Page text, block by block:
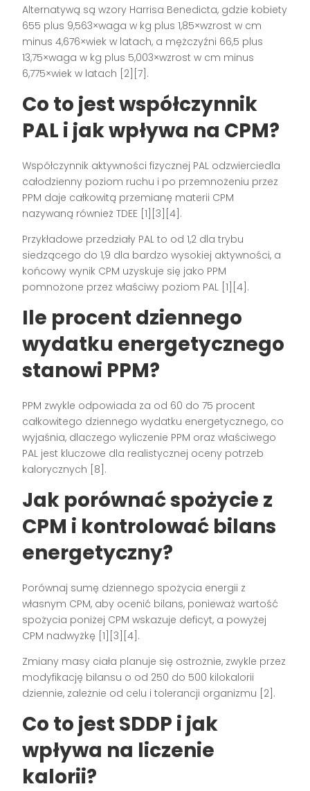
Alternatywą są wzory Harrisa Benedicta, gdzie kobiety
655 plus 9,563×waga w kg plus 1,85×wzrost w cm
minus 4,676×wiek w latach, a mężczyźni 66,5 plus
13,75×waga w kg plus 5,003×wzrost w cm minus
6,775×wiek w latach [2][7].
Co to jest współczynnik
PAL i jak wpływa na CPM?
Współczynnik aktywności fizycznej PAL odzwierciedla
całodzienny poziom ruchu i po przemnożeniu przez
PPM daje całkowitą przemianę materii CPM
nazywaną również TDEE [1][3][4].
Przykładowe przedziały PAL to od 1,2 dla trybu
siedzącego do 1,9 dla bardzo wysokiej aktywności, a
końcowy wynik CPM uzyskuje się jako PPM
pomnożone przez właściwy poziom PAL [1][4].
Ile procent dziennego
wydatku energetycznego
stanowi PPM?
PPM zwykle odpowiada za od 60 do 75 procent
całkowitego dziennego wydatku energetycznego, co
wyjaśnia, dlaczego wyliczenie PPM oraz właściwego
PAL jest kluczowe dla realistycznej oceny potrzeb
kalorycznych [8].
Jak porównać spożycie z
CPM i kontrolować bilans
energetyczny?
Porównaj sumę dziennego spożycia energii z
własnym CPM, aby ocenić bilans, ponieważ wartość
spożycia poniżej CPM wskazuje deficyt, a powyżej
CPM nadwyżkę [1][3][4].
Zmiany masy ciała planuje się ostrożnie, zwykle przez
modyfikację bilansu o od 250 do 500 kilokalorii
dziennie, zależnie od celu i tolerancji organizmu [2].
Co to jest SDDP i jak
wpływa na liczenie
kalorii?